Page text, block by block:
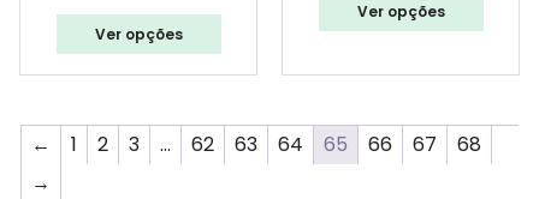
Ver opções
Ver opções
← 1 2 3 … 62 63 64 65 66 67
68
→